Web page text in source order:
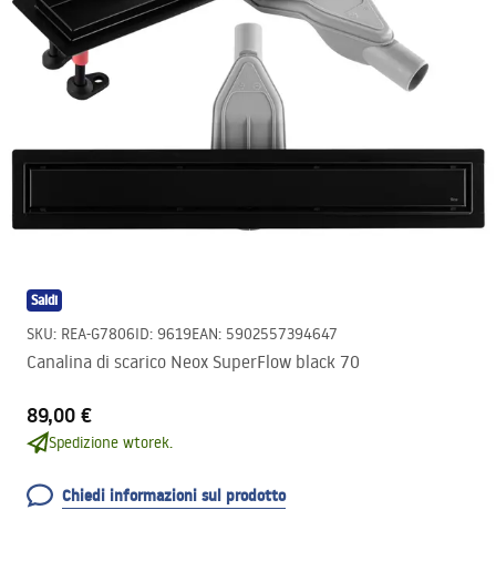
Saldi
SKU: REA-G7806ID: 9619EAN: 5902557394647
Canalina di scarico Neox SuperFlow black 70
89,00 €
Spedizione wtorek.
Chiedi informazioni sul prodotto